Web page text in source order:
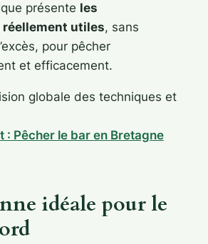
présente les
utiles, sans
pour pêcher
et efficacement.
globale des techniques et
: Pêcher le bar en Bretagne
idéale pour le